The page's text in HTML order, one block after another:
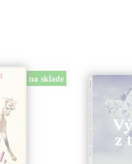
na sklade